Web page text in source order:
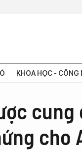
KHOA HỌC - CÔNG
cho